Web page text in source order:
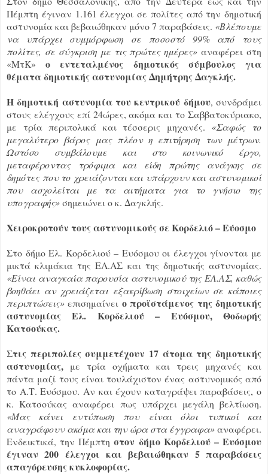
Πέμπτη έγιναν 1.161 έλεγχοι σε πολίτες από την δημοτική
αστυνομία και βεβαιώθηκαν μόνο 7 παραβάσεις. «Βλέπουμε
να υπάρχει συμμόρφωση σε ποσοστό 99% από τους
πολίτες, σε σύγκριση με τις πρώτες ημέρες» αναφέρει στη
«ΜτΚ» ο εντεταλμένος δημοτικός σύμβουλος για
θέματα δημοτικής αστυνομίας Δημήτρης Δαγκλής.
Η δημοτική αστυνομία του κεντρικού δήμου, συνδράμει
στους ελέγχους επί 24ώρες, ακόμα και το Σαββατοκύριακο,
με τρία περιπολικά και τέσσερις μηχανές. «Σαφώς το
μεγαλύτερο βάρος μας πλέον η επιτήρηση των μέτρων.
Ωστόσο συμβάλουμε και στο κοινωνικό έργο,
μεταφέροντας τρόφιμα και είδη πρώτης ανάγκης σε
δημότες που το χρειάζονται και υπάρχουν και αστυνομικοί
που ασχολείται με τα αιτήματα για το γνήσιο της
υπογραφής»σημειώνει ο κ. Δαγκλής.
Χειροκροτούν τους αστυνομικούς σε Κορδελιό – Εύοσμο
Στο δήμο Ελ. Κορδελιού – Ευόσμου οι έλεγχοι γίνονται με
μικτά κλιμάκια της ΕΛ.ΑΣ και της δημοτικής αστυνομίας.
«Είναι αναγκαία παρουσία αστυνομικού της ΕΛ.ΑΣ, καθώς
βοηθάει αν χρειάζεται εξακρίβωση στοιχείων σε κάποιες
περιπτώσεις» επισημαίνει ο προϊστάμενος της δημοτικής
αστυνομίας Ελ. Κορδελιού – Ευόσμου, Θοδωρής
Κατσούκας.
Στις περιπολίες συμμετέχουν 17 άτομα της δημοτικής
αστυνομίας, με τρία οχήματα και τρεις μηχανές και
πάντα μαζί τους είναι τουλάχιστον ένας αστυνομικός από
το Α.Τ. Ευόσμου. Αν και έχουν καταγράψει παραβάσεις, ο
κ. Κατσούκας αναφέρει πως υπάρχει μεγάλη βελτίωση.
«Μας κάνει εντύπωση που είναι όλοι τυπικοί και
αναγράφουν ακόμα και την ώρα στα έγγραφα»αναφέρει.
Ενδεικτικά, την Πέμπτηστον δήμο Κορδελιού – Ευόσμου
έγιναν 200 έλεγχοι και βεβαιώθηκαν 5 παραβάσεις
απαγόρευσης κυκλοφορίας.